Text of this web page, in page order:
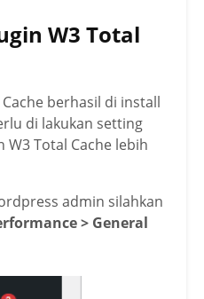
W3 Total
berhasil di install
di lakukan setting
Total Cache lebih
admin silahkan
> General